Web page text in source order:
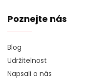
Poznejte nás
Blog
Udržitelnost
Napsali o nás